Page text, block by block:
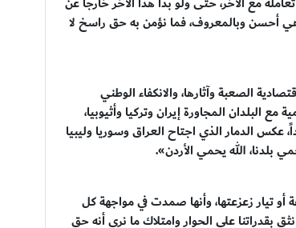
هي أحسن وبالمعروف، فما نؤمن به حق راسخ لا
الصعبة وآثارها، والانكفاء الوطني
البلدان المجاورة إيران وتركيا وأثيوبيا،
الدمار الذي اجتاح العراق وسوريا وليبيا
بلدنا، الله يحمي الأردن».
تيار زعزعتها، وأنها صمدت في مواجهة كل
بقدراتنا على الحوار وامتلاك ما نرى أنه حق